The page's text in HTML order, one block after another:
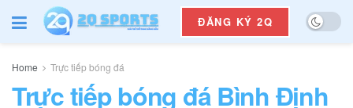
ĐĂNG KÝ 2Q
Home Trực tiếp bóng đá
Trực tiếp bóng đá Bình Định